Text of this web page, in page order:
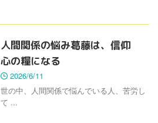
人間関係の悩み葛藤は、信仰
心の糧になる
2026/6/11
世の中、人間関係で悩んでいる人、苦労し
て ...